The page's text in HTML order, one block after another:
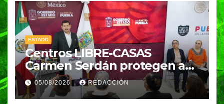
ESTADO
Centros LIBRE-CASAS
Carmen Serdán protegen a
las mujeres con atención
inmediata y disminuyen
05/08/2026 REDACCIÓN